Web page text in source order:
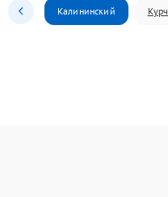
Калининский